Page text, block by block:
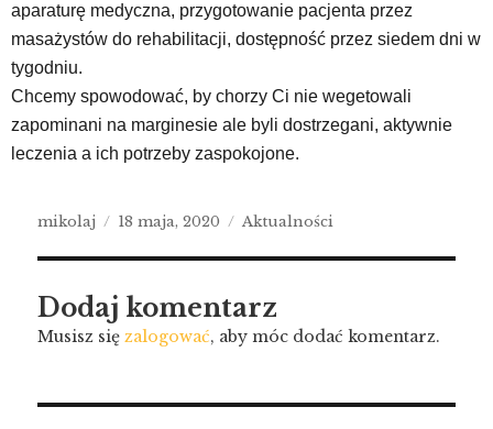
aparaturę medyczna, przygotowanie pacjenta przez
masażystów do rehabilitacji, dostępność przez siedem dni w
tygodniu.
Chcemy spowodować, by chorzy Ci nie wegetowali
zapominani na marginesie ale byli dostrzegani, aktywnie
leczenia a ich potrzeby zaspokojone.
mikolaj 18 maja, 2020 Aktualności
Dodaj komentarz
Musisz sięzalogować, aby móc dodać komentarz.